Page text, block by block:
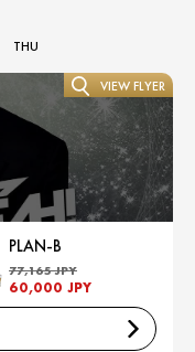
THU
VIEW FLYER
PLAN-B
77,165 JPY
60,000 JPY